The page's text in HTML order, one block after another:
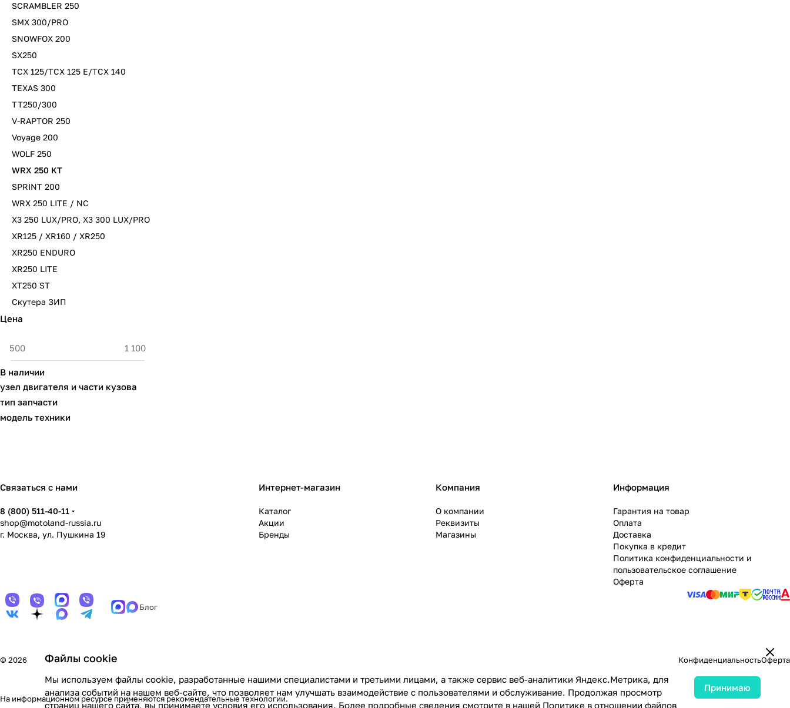
SCRAMBLER 250
SMX 300/PRO
SNOWFOX 200
SX250
TCX 125/TCX 125 E/TCX 140
TEXAS 300
TT250/300
V-RAPTOR 250
Voyage 200
WOLF 250
WRX 250 KT
SPRINT 200
WRX 250 LITE / NC
X3 250 LUX/PRO, X3 300 LUX/PRO
XR125 / XR160 / XR250
XR250 ENDURO
XR250 LITE
XT250 ST
Скутера ЗИП
Цена
В наличии
узел двигателя и части кузова
тип запчасти
модель техники
Связаться с нами
8 (800) 511-40-11
shop@motoland-russia.ru
г. Москва, ул. Пушкина 19
Интернет-магазин
Каталог
Акции
Бренды
Компания
О компании
Реквизиты
Магазины
Информация
Гарантия на товар
Оплата
Доставка
Покупка в кредит
Политика конфиденциальности и
пользовательское соглашение
Оферта
Блог
© 2026 КонфиденциальностьОферта
На информационном ресурсе применяютсярекомендательные технологии.
Файлы cookie
Мы используем файлы cookie, разработанные нашими специалистами и третьими лицами, а также сервис веб-аналитики Яндекс.Метрика, для
анализа событий на нашем веб-сайте, что позволяет нам улучшать взаимодействие с пользователями и обслуживание. Продолжая просмотр
страниц нашего сайта, вы принимаете условия его использования. Более подробные сведения смотрите в нашей Политике в отношении файлов
Принимаю